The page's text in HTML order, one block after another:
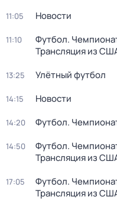
11:05 Новости
11:10
Футбол.
Трансляция из
13:25 Улётный футбол
14:15 Новости
14:20 Футбол.
14:50
Футбол.
Трансляция из
17:05
Футбол.
Трансляция из